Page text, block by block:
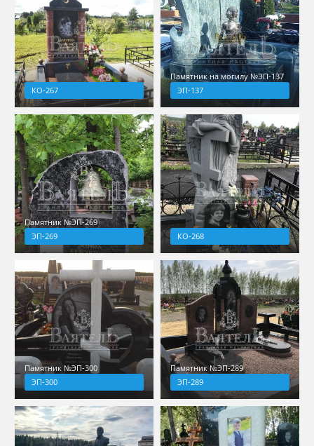
КО-267
Памятник на могилу №ЭП-137
ЭП-137
Памятник №ЭП-269
ЭП-269
КО-268
Памятник №ЭП-300
ЭП-300
Памятник №ЭП-289
ЭП-289